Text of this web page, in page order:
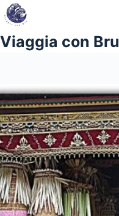
Salta
al
contenuto
Viaggia con Bru